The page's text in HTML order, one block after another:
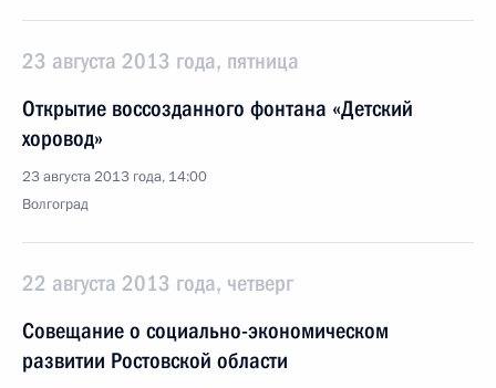
23 августа 2013 года, пятница
Открытие воссозданного фонтана «Детский
хоровод»
23 августа 2013 года, 14:00
Волгоград
22 августа 2013 года, четверг
Совещание о социально-экономическом
развитии Ростовской области